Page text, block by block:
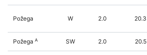
Požega W 2.0 20.3
Požega A SW 2.0 20.5